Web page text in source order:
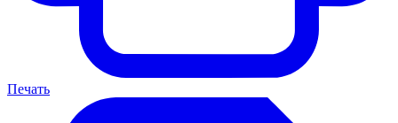
Печать